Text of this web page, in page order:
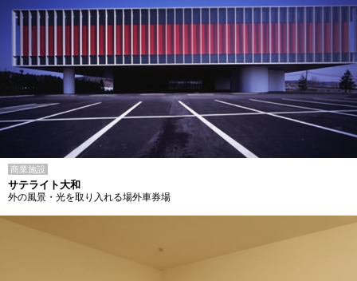
商業施設
サテライト大和
外の風景・光を取り入れる場外車券場